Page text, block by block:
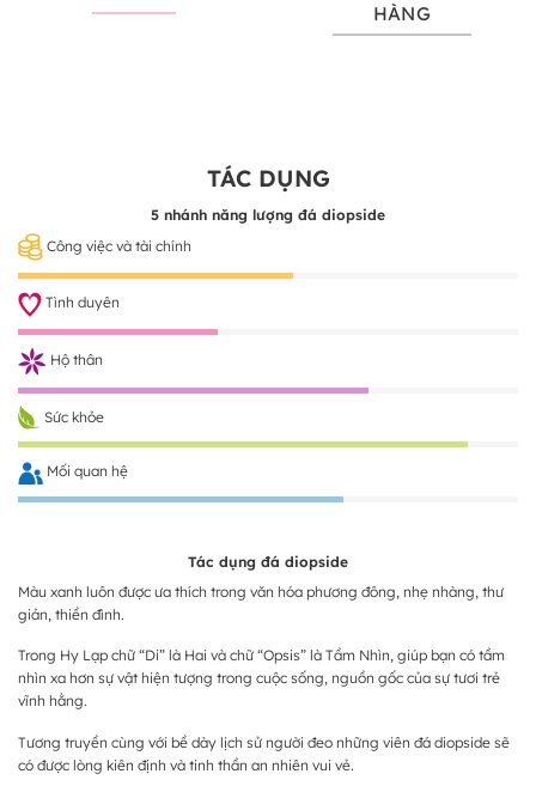
HÀNG
TÁC DỤNG
5 nhánh năng lượng đá diopside
Công việc và tài chính
Tình duyên
Hộ thân
Sức khỏe
Mối quan hệ
Tác dụng đá diopside
Màu xanh luôn được ưa thích trong văn hóa phương đông, nhẹ nhàng, thư
giản, thiền đình.
Trong Hy Lạp chữ “Di” là Hai và chữ “Opsis” là Tầm Nhìn, giúp bạn có tầm
nhìn xa hơn sự vật hiện tượng trong cuộc sống, nguồn gốc của sự tươi trẻ
vĩnh hằng.
Tương truyền cùng với bề dày lịch sử người đeo những viên đá diopside sẽ
có được lòng kiên định và tinh thần an nhiên vui vẻ.